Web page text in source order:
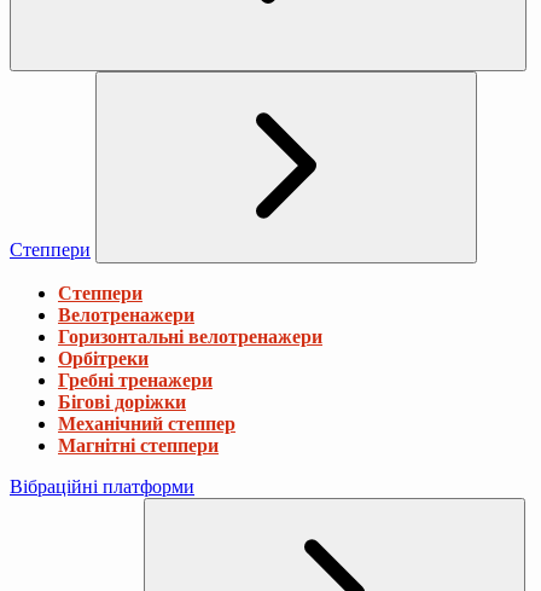
Степпери
Степпери
Велотренажери
Горизонтальні велотренажери
Орбітреки
Гребні тренажери
Бігові доріжки
Механічний степпер
Магнітні степпери
Вібраційні платформи